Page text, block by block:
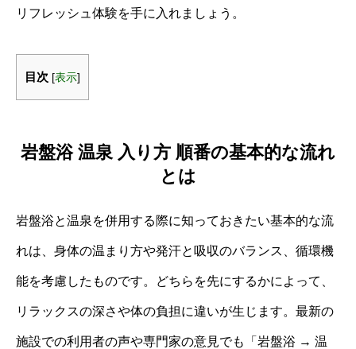
リフレッシュ体験を手に入れましょう。
目次 [表示]
岩盤浴 温泉 入り方 順番の基本的な流れ
とは
岩盤浴と温泉を併用する際に知っておきたい基本的な流
れは、身体の温まり方や発汗と吸収のバランス、循環機
能を考慮したものです。どちらを先にするかによって、
リラックスの深さや体の負担に違いが生じます。最新の
施設での利用者の声や専門家の意見でも「岩盤浴 → 温